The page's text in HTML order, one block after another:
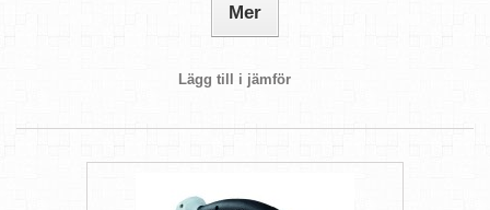
Mer
Lägg till i jämför